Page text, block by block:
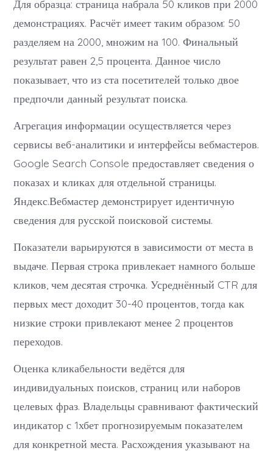
Для образца: страница набрала 50 кликов при 2000
демонстрациях. Расчёт имеет таким образом: 50
разделяем на 2000, множим на 100. Финальный
результат равен 2,5 процента. Данное число
показывает, что из ста посетителей только двое
предпочли данный результат поиска.
Агрегация информации осуществляется через
сервисы веб-аналитики и интерфейсы вебмастеров.
Google Search Console предоставляет сведения о
показах и кликах для отдельной страницы.
Яндекс.Вебмастер демонстрирует идентичную
сведения для русской поисковой системы.
Показатели варьируются в зависимости от места в
выдаче. Первая строка привлекает намного больше
кликов, чем десятая строчка. Усреднённый CTR для
первых мест доходит 30-40 процентов, тогда как
низкие строки привлекают менее 2 процентов
переходов.
Оценка кликабельности ведётся для
индивидуальных поисков, страниц или наборов
целевых фраз. Владельцы сравнивают фактический
индикатор с 1хбет прогнозируемым показателем
для конкретной места. Расхождения указывают на